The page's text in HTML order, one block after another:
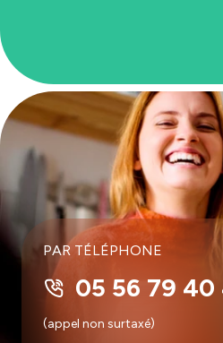
PAR TÉLÉPHONE
05 56 79 40
(appel non surtaxé)